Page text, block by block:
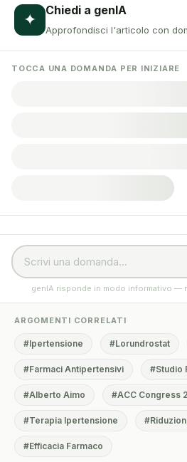
✦ Chiedi a genIA
Approfondisci l'articolo con
TOCCA UNA DOMANDA PER INIZIARE
genIA risponde in modo informativo —
ARGOMENTI CORRELATI
#Ipertensione #Lorundrostat
#Farmaci Antipertensivi #Studio
#Alberto Aimo #ACC Congress
#Terapia Ipertensione
#Efficacia Farmaco